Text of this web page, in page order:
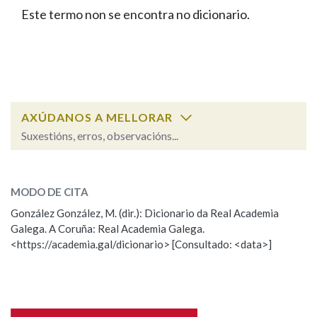
FIGURAS HOMENAXEADAS
PORTAL DAS PALABRAS
Facebook
TwitterYoutubeInstagram
Bluesky
BUSCAR NOS LEMAS
Remata por
BUSCAR NO CONTIDO
Nas definicións
Este termo non se encontra no dicionario.
AXÚDANOS A MELLORAR
Suxestións, erros, observacións...
Observación
Nome
MODO DE CITA
González González, M. (dir.): Dicionario da Real Academia
Galega. A Coruña: Real Academia Galega.
<https://academia.gal/dicionario> [Consultado: <data>]